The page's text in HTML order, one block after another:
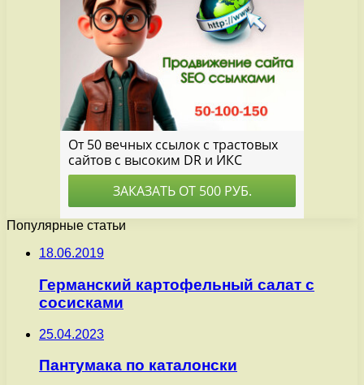
Популярные статьи
18.06.2019
Германский картофельный салат с
сосисками
25.04.2023
Пантумака по каталонски